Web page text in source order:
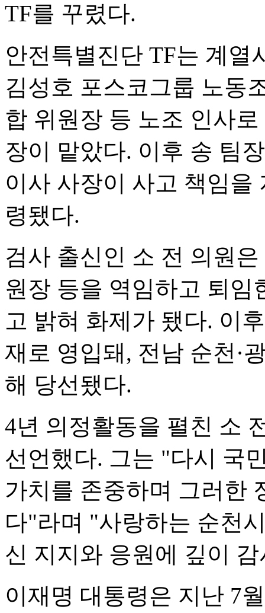
TF를 꾸렸다.
안전특별진단 TF는 계열
김성호 포스코그룹 노동
합 위원장 등 노조 인사
장이 맡았다. 이후 송 팀
이사 사장이 사고 책임을
령됐다.
검사 출신인 소 전 의원
원장 등을 역임하고 퇴임
고 밝혀 화제가 됐다. 이
재로 영입돼, 전남 순천·
해 당선됐다.
4년 의정활동을 펼친 소
선언했다. 그는 "다시 국
가치를 존중하며 그러한
다"라며 "사랑하는 순천
신 지지와 응원에 깊이
이재명 대통령은 지난 7